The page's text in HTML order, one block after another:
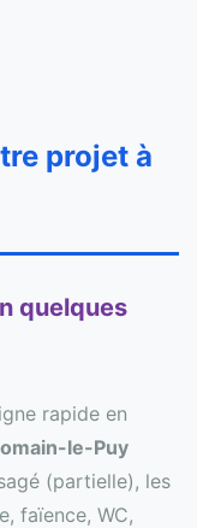
projet à
quelques
rapide en
le-Puy
(partielle), les
faïence, WC,